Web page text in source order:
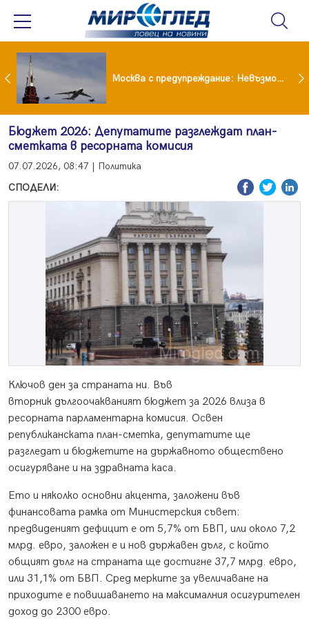
Вече не рушим само Земята: 4-тонен фрагмент на SpaceX удари луната Москва с предупреждание: Невъзможно е да бъде победена ядрена сила като Русия
Бюджет 2026: Депутатите разглеждат план-
сметката в ресорната комисия
07.07.2026, 08:47 | Политика
СПОДЕЛИ:
Ключов ден за страната ни. Във
вторник дългоочакваният бюджет за 2026 влиза в
ресорната парламентарна комисия. Освен
републиканската план-сметка, депутатите ще
разгледат и бюджетите на държавното обществено
осигуряване и на здравната каса.
Ето и няколко основни акцента, заложени във
финансовата рамка от Министерския съвет:
предвиденият дефицит е от 5,7% от БВП, или около 7,2
млрд. евро, заложен е и нов държавен дълг, с който
общият дълг на страната ще достигне 37,7 млрд. евро,
или 31,1% от БВП. Сред мерките за увеличаване на
приходите е повишаването на максималния осигурителен
доход до 2300 евро.